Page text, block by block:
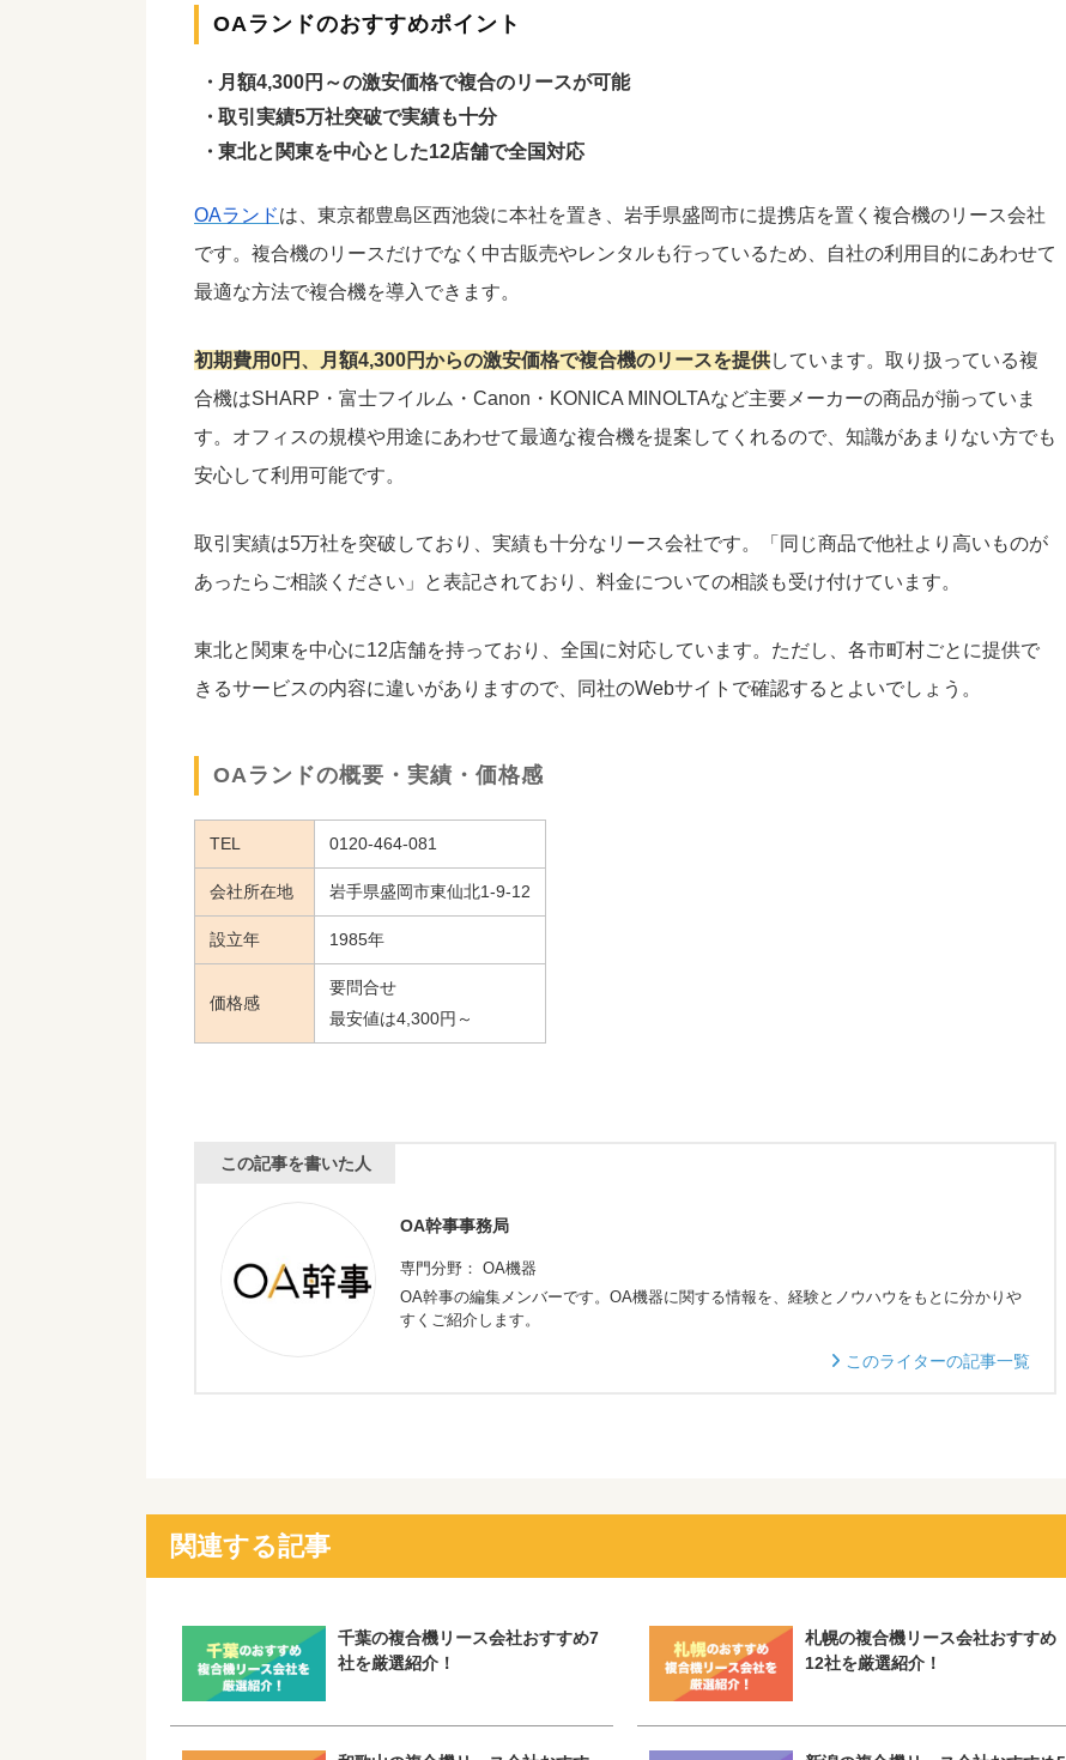
OAランドのおすすめポイント
月額4,300円～の激安価格で複合のリースが可能
取引実績5万社突破で実績も十分
東北と関東を中心とした12店舗で全国対応
OAランドは、東京都豊島区西池袋に本社を置き、岩手県盛岡市に提携店を置く複合機のリース会社
です。複合機のリースだけでなく中古販売やレンタルも行っているため、自社の利用目的にあわせて
最適な方法で複合機を導入できます。
初期費用0円、月額4,300円からの激安価格で複合機のリースを提供しています。取り扱っている複
合機はSHARP・富士フイルム・Canon・KONICA MINOLTAなど主要メーカーの商品が揃っていま
す。オフィスの規模や用途にあわせて最適な複合機を提案してくれるので、知識があまりない方でも
安心して利用可能です。
取引実績は5万社を突破しており、実績も十分なリース会社です。「同じ商品で他社より高いものが
あったらご相談ください」と表記されており、料金についての相談も受け付けています。
東北と関東を中心に12店舗を持っており、全国に対応しています。ただし、各市町村ごとに提供で
きるサービスの内容に違いがありますので、同社のWebサイトで確認するとよいでしょう。
OAランドの概要・実績・価格感
TEL 0120-464-081
会社所在地 岩手県盛岡市東仙北1-9-12
設立年 1985年
価格感
要問合せ
最安値は4,300円～
この記事を書いた人
OA幹事事務局
専門分野： OA機器
OA幹事の編集メンバーです。OA機器に関する情報を、経験とノウハウをもとに分かりや
すくご紹介します。
このライターの記事一覧
関連する記事
千葉の複合機リース会社おすすめ7
社を厳選紹介！
札幌の複合機リース会社おすすめ
12社を厳選紹介！